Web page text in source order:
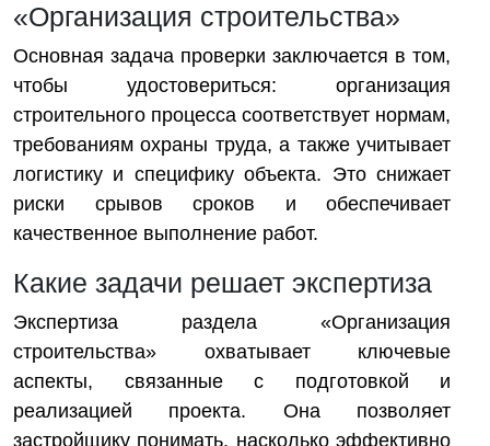
«Организация строительства»
Основная задача проверки заключается в том,
чтобы удостовериться: организация
строительного процесса соответствует нормам,
требованиям охраны труда, а также учитывает
логистику и специфику объекта. Это снижает
риски срывов сроков и обеспечивает
качественное выполнение работ.
Какие задачи решает экспертиза
Экспертиза раздела «Организация
строительства» охватывает ключевые
аспекты, связанные с подготовкой и
реализацией проекта. Она позволяет
застройщику понимать, насколько эффективно